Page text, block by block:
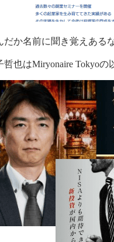
だか名前に聞き覚えある
哲也はMiryonaire Tokyoの